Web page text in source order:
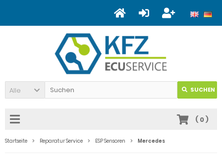
Alle SUCHEN
( 0)
Startseite Reparatur Service ESP Sensoren Mercedes